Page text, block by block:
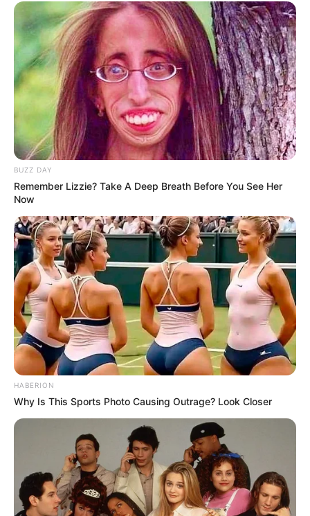
BUZZ DAY
Remember Lizzie? Take A Deep Breath Before You See Her
Now
HABERION
Why Is This Sports Photo Causing Outrage? Look Closer